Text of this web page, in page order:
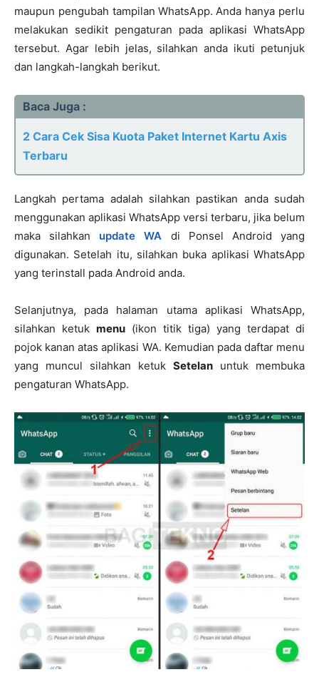
maupun pengubah tampilan WhatsApp. Anda hanya perlu
melakukan sedikit pengaturan pada aplikasi WhatsApp
tersebut. Agar lebih jelas, silahkan anda ikuti petunjuk
dan langkah-langkah berikut.
Baca Juga :
2 Cara Cek Sisa Kuota Paket Internet Kartu Axis
Terbaru
Langkah pertama adalah silahkan pastikan anda sudah
menggunakan aplikasi WhatsApp versi terbaru, jika belum
maka silahkan update WA di Ponsel Android yang
digunakan. Setelah itu, silahkan buka aplikasi WhatsApp
yang terinstall pada Android anda.
Selanjutnya, pada halaman utama aplikasi WhatsApp,
silahkan ketuk menu (ikon titik tiga) yang terdapat di
pojok kanan atas aplikasi WA. Kemudian pada daftar menu
yang muncul silahkan ketuk Setelan untuk membuka
pengaturan WhatsApp.